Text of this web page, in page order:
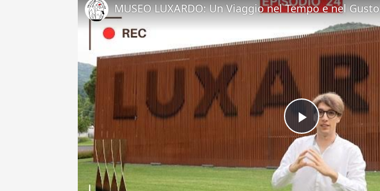
Play
Video
MUSEO LUXARDO: Un Viaggio nel Tempo e nel Gusto